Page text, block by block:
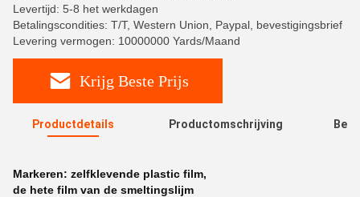
Levertijd: 5-8 het werkdagen
Betalingscondities: T/T, Western Union, Paypal, bevestigingsbrief
Levering vermogen: 10000000 Yards/Maand
Krijg Beste Prijs
Productdetails Productomschrijving
Markeren: zelfklevende plastic film,
de hete film van de smeltingslijm